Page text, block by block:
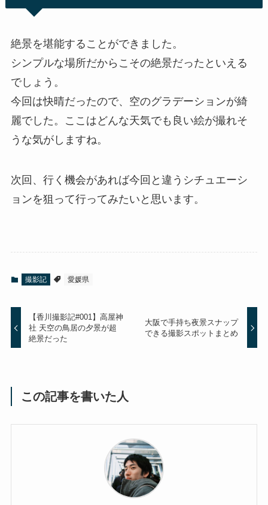
絶景を堪能することができました。
シンプルな場所だからこその絶景だったといえる
でしょう。
今回は快晴だったので、空のグラデーションが綺
麗でした。ここはどんな天気でも良い絵が撮れそ
うな気がしますね。
次回、行く機会があれば今回と違うシチュエーシ
ョンを狙って行ってみたいと思います。
撮影記 愛媛県
【香川撮影記#001】高屋神
社 天空の鳥居の夕景が超
絶景だった
大阪で手持ち夜景スナップ
できる撮影スポットまとめ
この記事を書いた人